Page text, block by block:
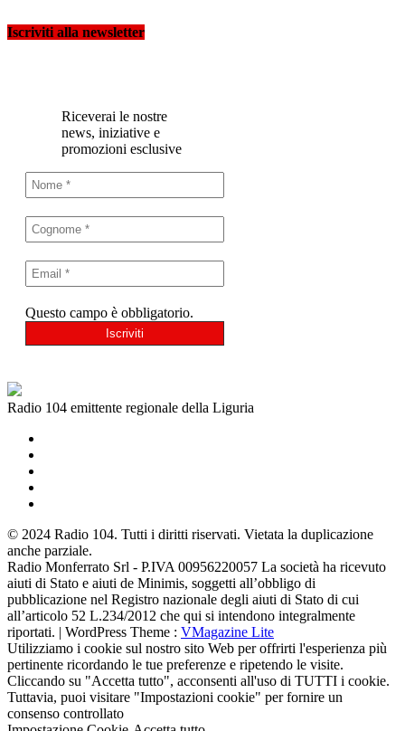
Iscriviti alla newsletter
Riceverai le nostre
news, iniziative e
promozioni esclusive
Questo campo è obbligatorio.
Radio 104 emittente regionale della Liguria
© 2024 Radio 104. Tutti i diritti riservati. Vietata la duplicazione
anche parziale.
Radio Monferrato Srl - P.IVA 00956220057 La società ha ricevuto
aiuti di Stato e aiuti de Minimis, soggetti all’obbligo di
pubblicazione nel Registro nazionale degli aiuti di Stato di cui
all’articolo 52 L.234/2012 che qui si intendono integralmente
riportati. | WordPress Theme : VMagazine Lite
Utilizziamo i cookie sul nostro sito Web per offrirti l'esperienza più
pertinente ricordando le tue preferenze e ripetendo le visite.
Cliccando su "Accetta tutto", acconsenti all'uso di TUTTI i cookie.
Tuttavia, puoi visitare "Impostazioni cookie" per fornire un
consenso controllato